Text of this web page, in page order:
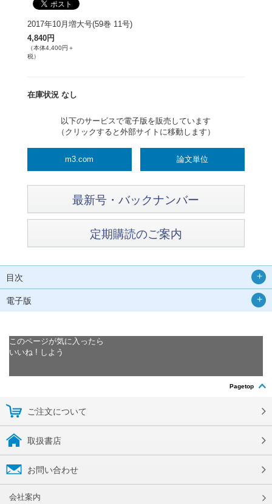
2017年10月増大号(59巻 11号)
4,840円
（本体4,400円＋
税）
在庫状況 なし
以下のサービスで電子版を販売しています
（クリックすると外部サイトに移動します）
m3.com 論文単位
最新号・バックナンバー
定期購読のご案内
目次
電子版
このページが気に入ったら
いいね ! しよう
Pagetop
ご注文について
取扱書店
お問い合わせ
会社案内